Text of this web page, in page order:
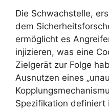
Die Schwachstelle,
dem
ermöglicht es
injizieren, was eine
Zielgerät zur Folge
Ausnutzen eines
Spezifikation definiert